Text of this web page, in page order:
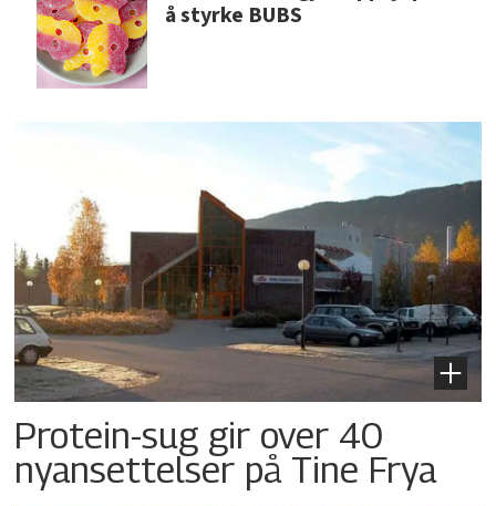
å styrke BUBS
Protein-sug gir over 40
nyansettelser på Tine Frya